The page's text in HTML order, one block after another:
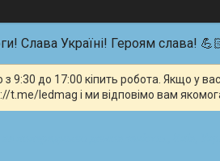
Слава Україні! Героям слава!
до 17:00 кіпить робота. Якщо у
t.me/ledmag і ми відповімо вам